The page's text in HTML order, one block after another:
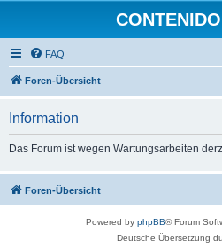
FAQ
Foren-Übersicht
Information
Das Forum ist wegen Wartungsarbeiten
Foren-Übersicht
Powered by phpBB® Forum
Deutsche Übersetzung